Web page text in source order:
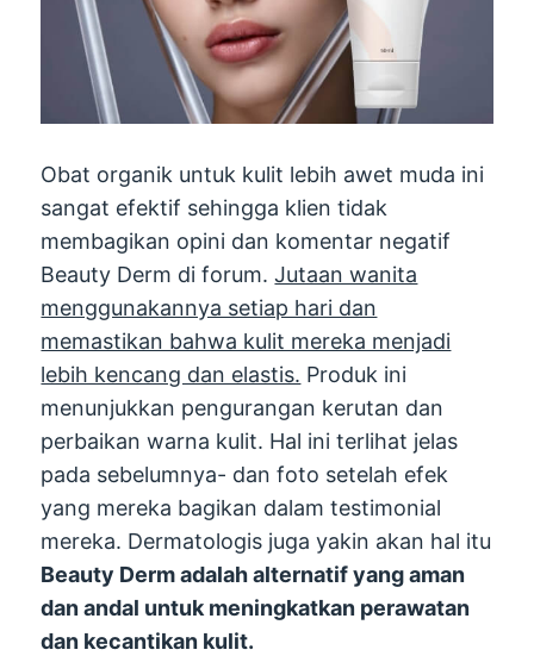
Obat organik untuk kulit lebih awet muda ini
sangat efektif sehingga klien tidak
membagikan opini dan komentar negatif
Beauty Derm di forum.Jutaan wanita
menggunakannya setiap hari dan
memastikan bahwa kulit mereka menjadi
lebih kencang dan elastis. Produk ini
menunjukkan pengurangan kerutan dan
perbaikan warna kulit. Hal ini terlihat jelas
pada sebelumnya- dan foto setelah efek
yang mereka bagikan dalam testimonial
mereka. Dermatologis juga yakin akan hal itu
Beauty Derm adalah alternatif yang aman
dan andal untuk meningkatkan perawatan
dan kecantikan kulit.